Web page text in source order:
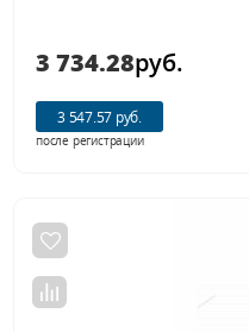
3 734.28руб.
3 547.57 руб.
после регистрации